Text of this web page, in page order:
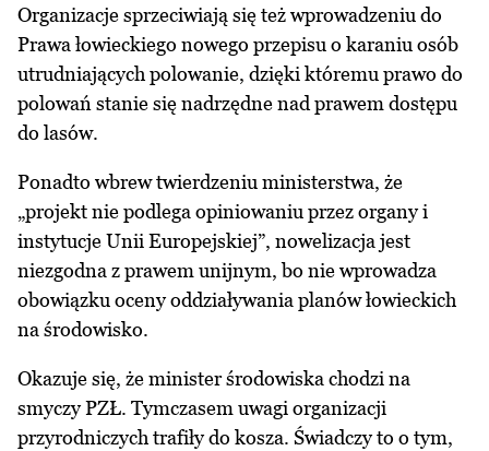
Organizacje sprzeciwiają się też wprowadzeniu do
Prawa łowieckiego nowego przepisu o karaniu osób
utrudniających polowanie, dzięki któremu prawo do
polowań stanie się nadrzędne nad prawem dostępu
do lasów.
Ponadto wbrew twierdzeniu ministerstwa, że
„projekt nie podlega opiniowaniu przez organy i
instytucje Unii Europejskiej”, nowelizacja jest
niezgodna z prawem unijnym, bo nie wprowadza
obowiązku oceny oddziaływania planów łowieckich
na środowisko.
Okazuje się, że minister środowiska chodzi na
smyczy PZŁ. Tymczasem uwagi organizacji
przyrodniczych trafiły do kosza. Świadczy to o tym,